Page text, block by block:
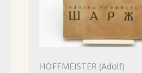
HOFFMEISTER (Adolf)